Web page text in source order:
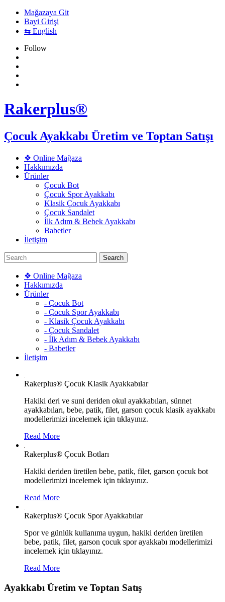
Mağazaya Git
Bayi Girişi
⇆ English
Follow
Rakerplus®
Çocuk Ayakkabı Üretim ve Toptan Satışı
❖ Online Mağaza
Hakkımızda
Ürünler
Çocuk Bot
Çocuk Spor Ayakkabı
Klasik Çocuk Ayakkabı
Çocuk Sandalet
İlk Adım & Bebek Ayakkabı
Babetler
İletişim
❖ Online Mağaza
Hakkımızda
Ürünler
- Çocuk Bot
- Çocuk Spor Ayakkabı
- Klasik Çocuk Ayakkabı
- Çocuk Sandalet
- İlk Adım & Bebek Ayakkabı
- Babetler
İletişim
Rakerplus® Çocuk Klasik Ayakkabılar
Hakiki deri ve suni deriden okul ayakkabıları, sünnet
ayakkabıları, bebe, patik, filet, garson çocuk klasik ayakkabı
modellerimizi incelemek için tıklayınız.
Read More
Rakerplus® Çocuk Botları
Hakiki deriden üretilen bebe, patik, filet, garson çocuk bot
modellerimizi incelemek için tıklayınız.
Read More
Rakerplus® Çocuk Spor Ayakkabılar
Spor ve günlük kullanıma uygun, hakiki deriden üretilen
bebe, patik, filet, garson çocuk spor ayakkabı modellerimizi
incelemek için tıklayınız.
Read More
Ayakkabı Üretim ve Toptan Satış